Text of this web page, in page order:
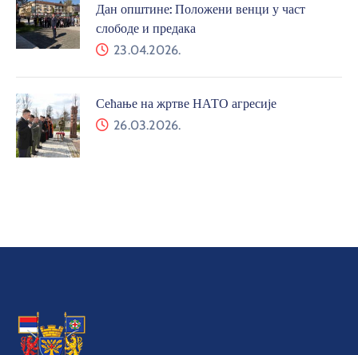
Дан општине: Положени венци у част
слободе и предака
23.04.2026.
Сећање на жртве НАТО агресије
26.03.2026.